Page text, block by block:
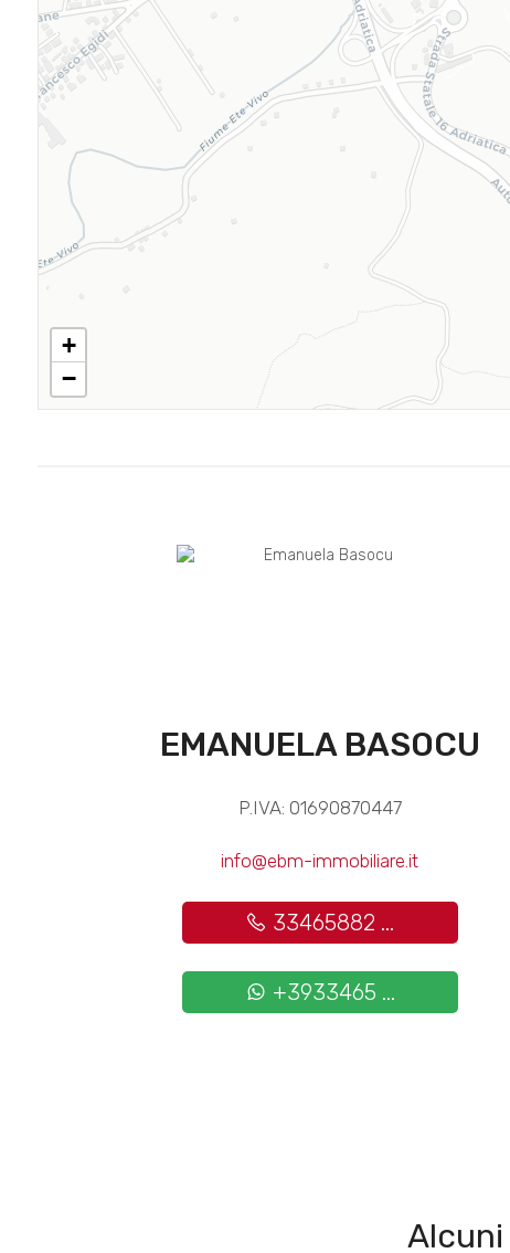
+
−
EMANUELA BASOCU
P.IVA: 01690870447
info@ebm-immobiliare.it
33465882 ...
+3933465 ...